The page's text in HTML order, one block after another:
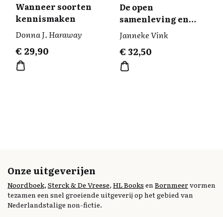
Wanneer soorten
kennismaken
Donna J. Haraway
€ 29,90
De open
samenleving en
haar dieren
Janneke Vink
€32,50
Onze uitgeverijen
Noordboek, Sterck & De Vreese, HL Books enBornmeervormen
tezamen een snel groeiende uitgeverij op het gebied van
Nederlandstalige non-fictie.